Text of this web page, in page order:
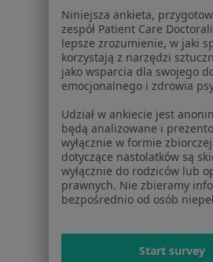
Centrum
Kontakt
Dla
Lekarze
Placówki
Pytania i
Usługi i
Choroby
Pomoc
Aplikacje
Dla
Niniejsza ankieta,
zespół Patient Care
lepsze zrozumienie, w jaki
korzystają z narzędzi
jako wsparcia dla swojego
emocjonalnego i zdrowia
Udział w ankiecie jest
będą analizowane i
wyłącznie w formie
dotyczące nastolatków są
wyłącznie do rodziców lub
prawnych. Nie zbieramy
bezpośrednio od osób
Start survey